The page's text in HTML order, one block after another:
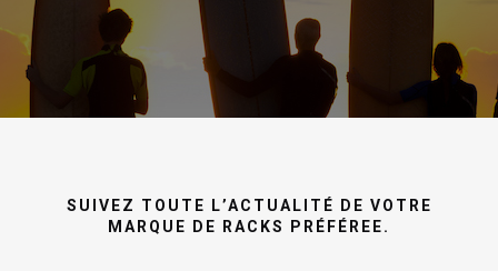
SUIVEZ TOUTE L’ACTUALITÉ DE VOTRE
MARQUE DE RACKS PRÉFÉREE.